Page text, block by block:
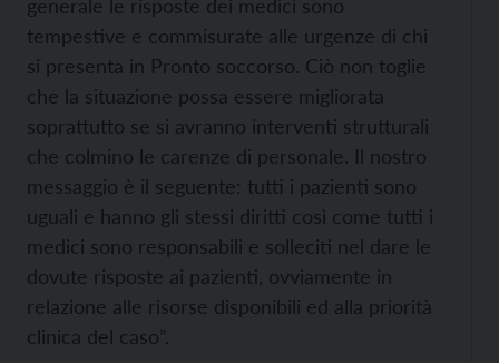
generale le risposte dei medici sono
tempestive e commisurate alle urgenze di chi
si presenta in Pronto soccorso. Ciò non toglie
che la situazione possa essere migliorata
soprattutto se si avranno interventi strutturali
che colmino le carenze di personale. Il nostro
messaggio è il seguente: tutti i pazienti sono
uguali e hanno gli stessi diritti così come tutti i
medici sono responsabili e solleciti nel dare le
dovute risposte ai pazienti, ovviamente in
relazione alle risorse disponibili ed alla priorità
clinica del caso”.